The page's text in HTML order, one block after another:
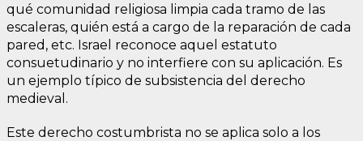
qué comunidad religiosa limpia cada tramo de las
escaleras, quién está a cargo de la reparación de cada
pared, etc. Israel reconoce aquel estatuto
consuetudinario y no interfiere con su aplicación. Es
un ejemplo típico de subsistencia del derecho
medieval.
Este derecho costumbrista no se aplica solo a los